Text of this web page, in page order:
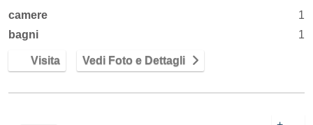
camere
1
bagni
1
Visita Vedi Foto e Dettagli